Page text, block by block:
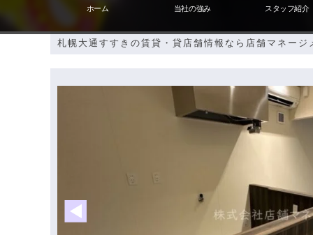
ホーム 当社の強み スタッフ紹介
札幌大通すすきの賃貸・貸店舗情報なら店舗マネージ